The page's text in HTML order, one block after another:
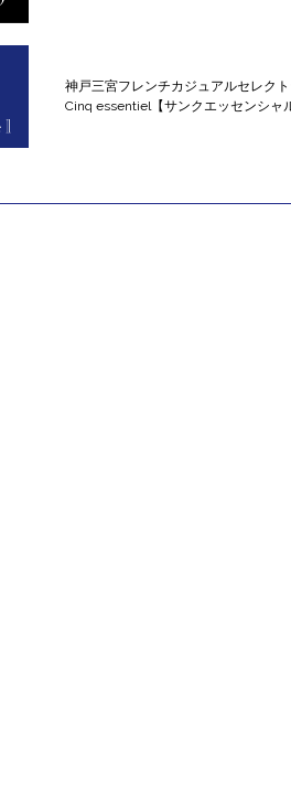
神戸三宮フレンチカジュアルセレク
Cinq essentiel【サンクエッセンシャル